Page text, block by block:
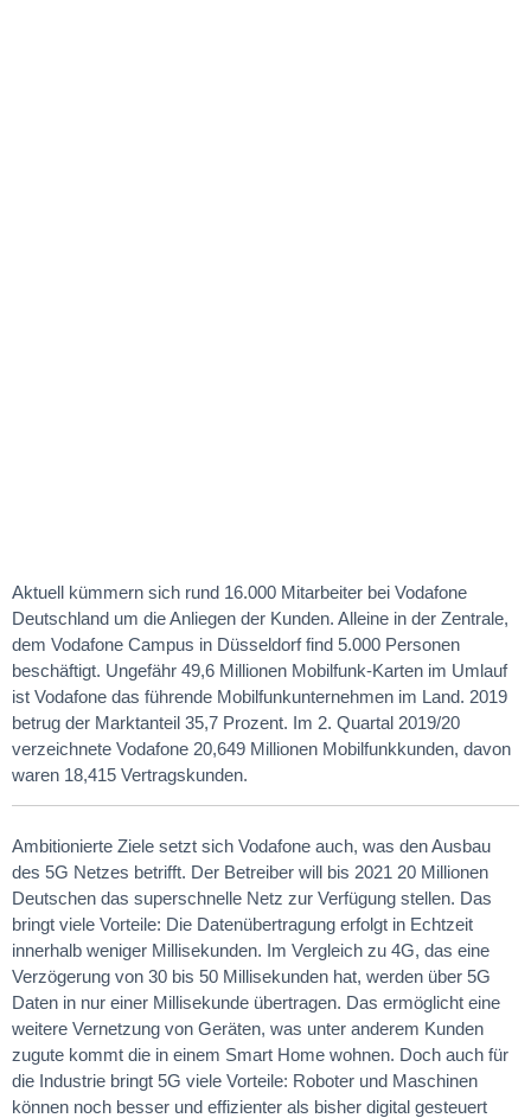
Aktuell kümmern sich rund 16.000 Mitarbeiter bei Vodafone
Deutschland um die Anliegen der Kunden. Alleine in der Zentrale,
dem Vodafone Campus in Düsseldorf find 5.000 Personen
beschäftigt. Ungefähr 49,6 Millionen Mobilfunk-Karten im Umlauf
ist Vodafone das führende Mobilfunkunternehmen im Land. 2019
betrug der Marktanteil 35,7 Prozent. Im 2. Quartal 2019/20
verzeichnete Vodafone 20,649 Millionen Mobilfunkkunden, davon
waren 18,415 Vertragskunden.
Ambitionierte Ziele setzt sich Vodafone auch, was den Ausbau
des 5G Netzes betrifft. Der Betreiber will bis 2021 20 Millionen
Deutschen das superschnelle Netz zur Verfügung stellen. Das
bringt viele Vorteile: Die Datenübertragung erfolgt in Echtzeit
innerhalb weniger Millisekunden. Im Vergleich zu 4G, das eine
Verzögerung von 30 bis 50 Millisekunden hat, werden über 5G
Daten in nur einer Millisekunde übertragen. Das ermöglicht eine
weitere Vernetzung von Geräten, was unter anderem Kunden
zugute kommt die in einem Smart Home wohnen. Doch auch für
die Industrie bringt 5G viele Vorteile: Roboter und Maschinen
können noch besser und effizienter als bisher digital gesteuert